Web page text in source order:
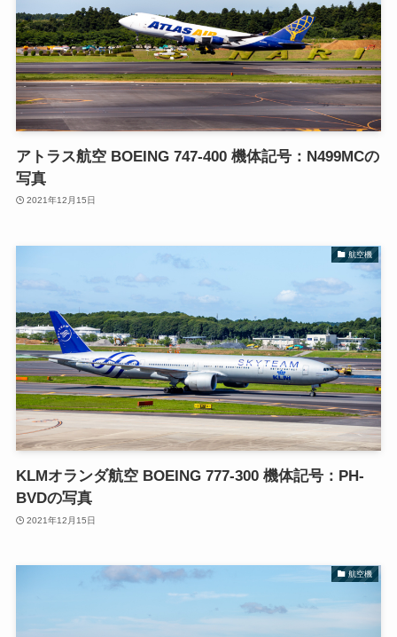
アトラス航空 BOEING 747-400 機体記号：N499MCの
写真
2021年12月15日
航空機
KLMオランダ航空 BOEING 777-300 機体記号：PH-
BVDの写真
2021年12月15日
航空機